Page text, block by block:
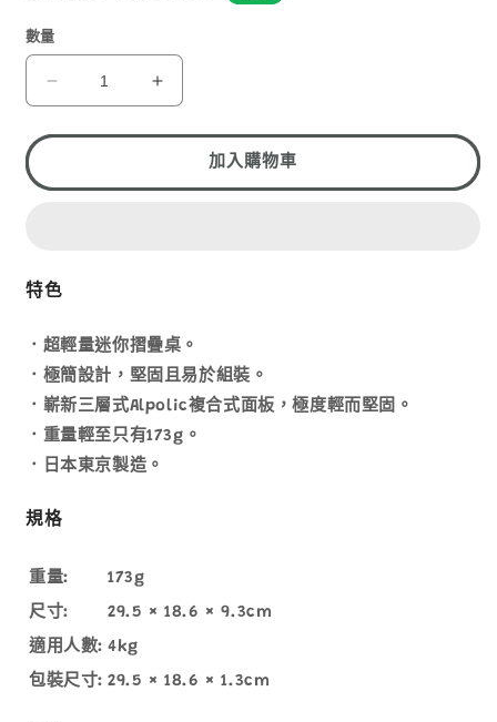
體
檔
數量
EVERNEW
FLD
ALU
EBY530
少
EVERNEW
FLD
ALU
TABLE/LIGHT
EBY530
加入購物車
特色
．超輕量迷你摺疊桌。
．極簡設計，堅固且易於組裝。
．嶄新三層式Alpolic複合式面板，極度輕而堅固。
．重量輕至只有173g。
．日本東京製造。
規格
重量: 173g
尺寸: 29.5 × 18.6 × 9.3cm
適用人數: 4kg
包裝尺寸: 29.5 × 18.6 × 1.3cm